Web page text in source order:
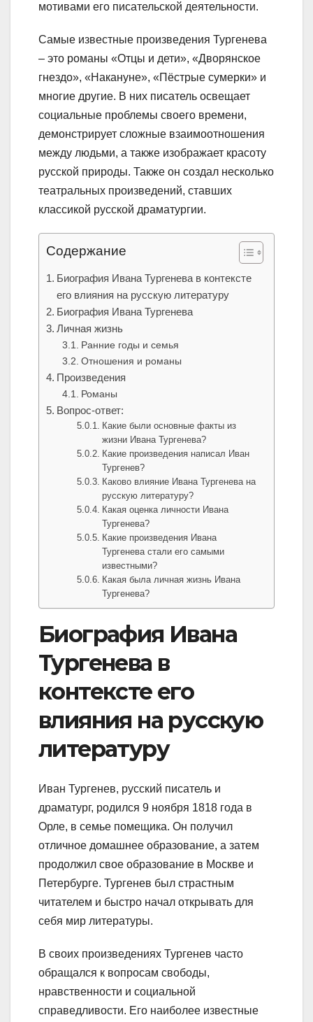
мотивами его писательской деятельности.
Самые известные произведения Тургенева
– это романы «Отцы и дети», «Дворянское
гнездо», «Накануне», «Пёстрые сумерки» и
многие другие. В них писатель освещает
социальные проблемы своего времени,
демонстрирует сложные взаимоотношения
между людьми, а также изображает красоту
русской природы. Также он создал несколько
театральных произведений, ставших
классикой русской драматургии.
Содержание
Биография Ивана Тургенева в контексте
его влияния на русскую литературу
Биография Ивана Тургенева
Личная жизнь
Ранние годы и семья
Отношения и романы
Произведения
Романы
Вопрос-ответ:
Какие были основные факты из
жизни Ивана Тургенева?
Какие произведения написал Иван
Тургенев?
Каково влияние Ивана Тургенева на
русскую литературу?
Какая оценка личности Ивана
Тургенева?
Какие произведения Ивана
Тургенева стали его самыми
известными?
Какая была личная жизнь Ивана
Тургенева?
Биография Ивана
Тургенева в
контексте его
влияния на русскую
литературу
Иван Тургенев, русский писатель и
драматург, родился 9 ноября 1818 года в
Орле, в семье помещика. Он получил
отличное домашнее образование, а затем
продолжил свое образование в Москве и
Петербурге. Тургенев был страстным
читателем и быстро начал открывать для
себя мир литературы.
В своих произведениях Тургенев часто
обращался к вопросам свободы,
нравственности и социальной
справедливости. Его наиболее известные